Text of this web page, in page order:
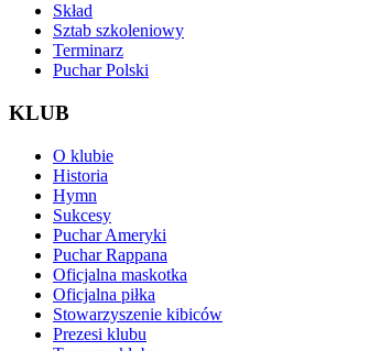
Skład
Sztab szkoleniowy
Terminarz
Puchar Polski
KLUB
O klubie
Historia
Hymn
Sukcesy
Puchar Ameryki
Puchar Rappana
Oficjalna maskotka
Oficjalna piłka
Stowarzyszenie kibiców
Prezesi klubu